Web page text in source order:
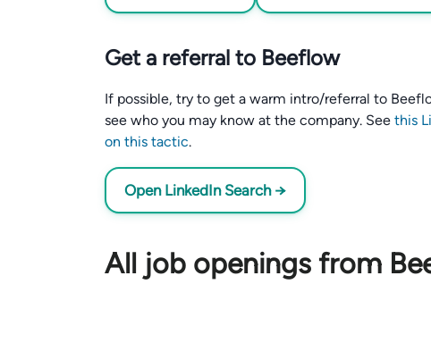
Get a referral to Beeflow
If possible, try to get a warm intro/referral to
see who you may know at the company. See this
on this tactic.
Open LinkedIn Search →
All job openings from